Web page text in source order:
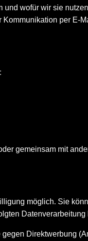
wofür wir sie
per
gemeinsam mit
möglich. Sie
Direktwerbung